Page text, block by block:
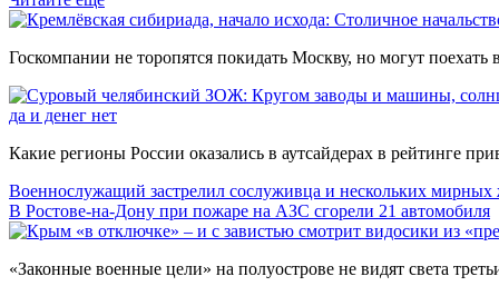
Госкомпании не торопятся покидать Москву, но могут поехать
да и денег нет
Какие регионы России оказались в аутсайдерах в рейтинге
Военнослужащий застрелил сослуживца и нескольких мирных
В Ростове-на-Дону при пожаре на АЗС сгорели 21 автомобиля
«Законные военные цели» на полуострове не видят света